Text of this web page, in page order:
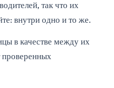
так что их
внутри одно и то же.
в качестве между их